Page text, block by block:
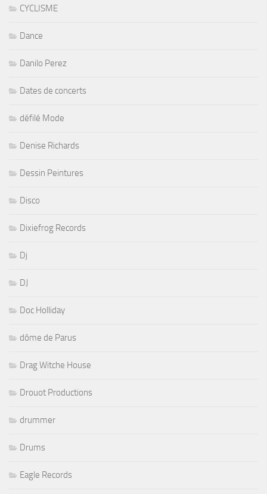
CYCLISME
Dance
Danilo Perez
Dates de concerts
défilé Mode
Denise Richards
Dessin Peintures
Disco
Dixiefrog Records
Dj
DJ
Doc Holliday
dôme de Parus
Drag Witche House
Drouot Productions
drummer
Drums
Eagle Records